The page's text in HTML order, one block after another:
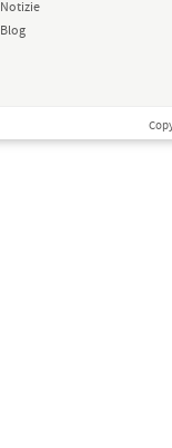
Notizie
Blog